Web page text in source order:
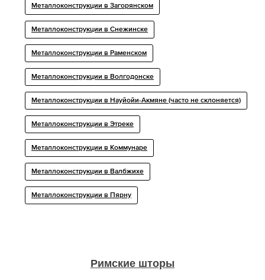
Металлоконструкции в Загорянском
Металлоконструкции в Снежинске
Металлоконструкции в Раменском
Металлоконструкции в Волгодонске
Металлоконструкции в Науйойи-Акмяне (часто не склоняется)
Металлоконструкции в Этреке
Металлоконструкции в Коммунаре
Металлоконструкции в Валбжихе
Металлоконструкции в Пярну
Римские шторы